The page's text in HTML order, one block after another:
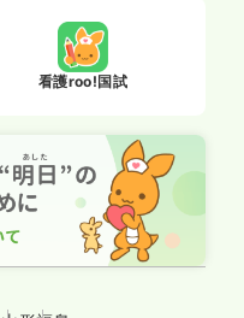
看護roo!国試